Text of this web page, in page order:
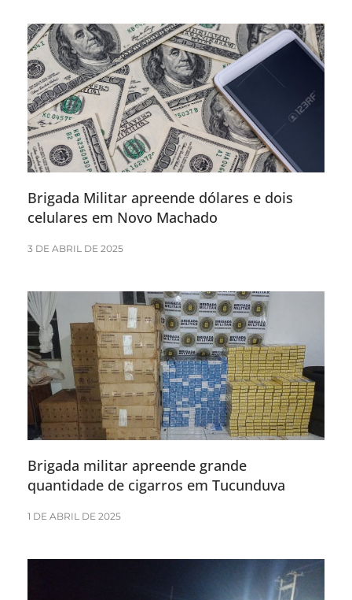
Brigada Militar apreende dólares e dois
celulares em Novo Machado
3 DE ABRIL DE 2025
Brigada militar apreende grande
quantidade de cigarros em Tucunduva
1 DE ABRIL DE 2025